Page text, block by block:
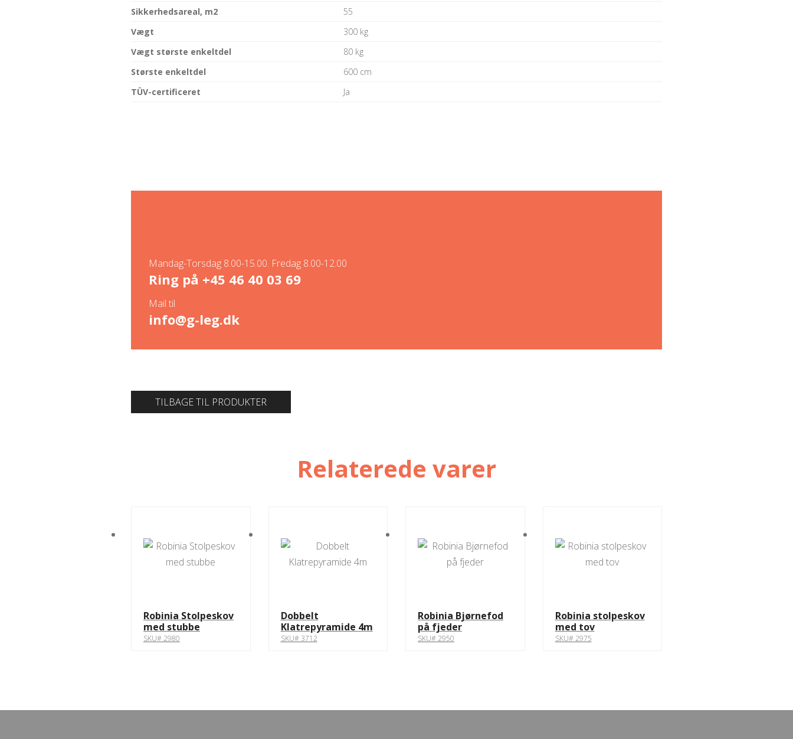
Sikkerhedsareal, m2
55
Vægt
300 kg
Vægt største enkeltdel
80 kg
Største enkeltdel
600 cm
TÜV-certificeret
Ja
Mandag-Torsdag 8.00-15.00. Fredag 8.00-12.00
Ring på +45 46 40 03 69
Mail til
info@g-leg.dk
TILBAGE TIL PRODUKTER
Relaterede varer
Robinia Stolpeskov
med stubbe
SKU# 2980
Dobbelt
Klatrepyramide 4m
SKU# 3712
Robinia Bjørnefod
på fjeder
SKU# 2950
Robinia stolpeskov
med tov
SKU# 2975